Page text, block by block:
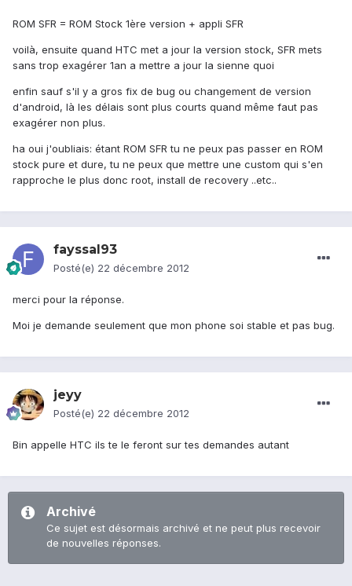
ROM SFR = ROM Stock 1ère version + appli SFR
voilà, ensuite quand HTC met a jour la version stock, SFR mets
sans trop exagérer 1an a mettre a jour la sienne quoi
enfin sauf s'il y a gros fix de bug ou changement de version
d'android, là les délais sont plus courts quand même faut pas
exagérer non plus.
ha oui j'oubliais: étant ROM SFR tu ne peux pas passer en ROM
stock pure et dure, tu ne peux que mettre une custom qui s'en
rapproche le plus donc root, install de recovery ..etc..
fayssal93
Posté(e) 22 décembre 2012
merci pour la réponse.
Moi je demande seulement que mon phone soi stable et pas bug.
jeyy
Posté(e) 22 décembre 2012
Bin appelle HTC ils te le feront sur tes demandes autant
Archivé
Ce sujet est désormais archivé et ne peut plus recevoir
de nouvelles réponses.